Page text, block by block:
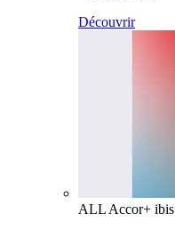
Découvrir
ALL Accor+ ibis